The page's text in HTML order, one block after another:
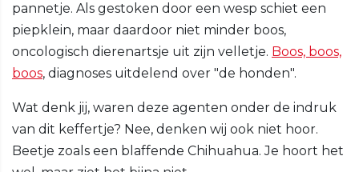
pannetje. Als gestoken door een wesp schiet een
piepklein, maar daardoor niet minder boos,
oncologisch dierenartsje uit zijn velletje. Boos, boos,
boos, diagnoses uitdelend over "de honden".
Wat denk jij, waren deze agenten onder de indruk
van dit keffertje? Nee, denken wij ook niet hoor.
Beetje zoals een blaffende Chihuahua. Je hoort het